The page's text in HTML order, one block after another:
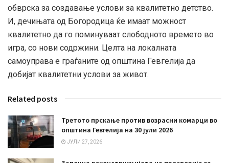
обврска за создавање услови за квалитетно детство.
И, дечињата од Богородица ќе имаат можност
квалитетно да го поминуваат слободното времето во
игра, со нови содржини. Целта на локалната
самоуправа е граѓаните од општина Гевгелија да
добијат квалитетни услови за живот.
Related posts
Третото прскање против возрасни комарци во
општина Гевгелија на 30 јули 2026
ЈУЛИ 27, 2026